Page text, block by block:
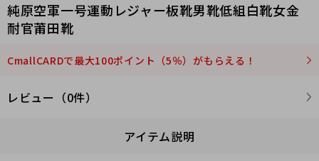
純原空軍一号運動レジャー板靴男靴低組白靴女金
耐官莆田靴
CmallCARDで最大100ポイント（5％）がもらえる！
レビュー（0件）
アイテム説明